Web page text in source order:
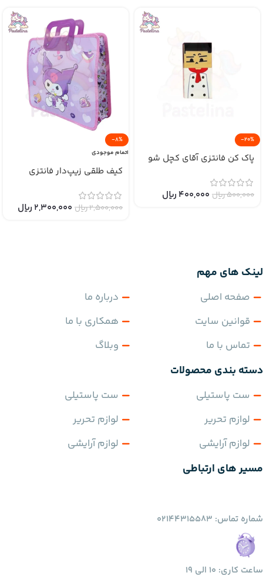
-20%
پاک کن فانتزی آقای کچل شو
500,000﷼ 400,000 ﷼
-8%
اتمام موجودی
کیف طلقی زیپ‌دار فانتزی
2,500,000﷼ 2,300,000 ﷼
لینک های مهم
صفحه اصلی
قوانین سایت
تماس با ما
درباره ما
همکاری با ما
وبلاگ
دسته بندی محصولات
ست پاستیلی
لوازم تحریر
لوازم آرایشی
ست پاستیلی
لوازم تحریر
لوازم آرایشی
مسیر های ارتباطی
شماره تماس: 02144315583
ساعت کاری: 10 الی 19